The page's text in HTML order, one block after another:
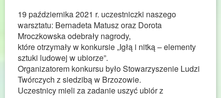
19 października 2021 r. uczestniczki naszego
warsztatu: Bernadeta Matusz oraz Dorota
Mroczkowska odebrały nagrody,
które otrzymały w konkursie „Igłą i nitką – elementy
sztuki ludowej w ubiorze”.
Organizatorem konkursu było Stowarzyszenie Ludzi
Twórczych z siedzibą w Brzozowie.
Uczestnicy mieli za zadanie uszyć ubiór z